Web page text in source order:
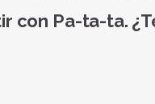
con Pa-ta-ta.